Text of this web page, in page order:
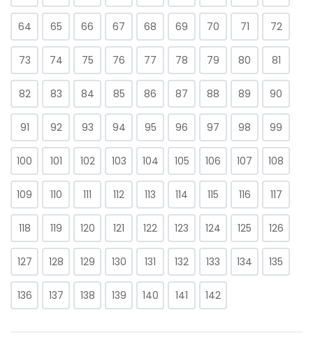
64 65 66 67 68 69 70 71 72
73 74 75 76 77 78 79 80 81
82 83 84 85 86 87 88 89 90
91 92 93 94 95 96 97 98 99
100 101 102 103 104 105 106 107 108
109 110 111 112 113 114 115 116 117
118 119 120 121 122 123 124 125 126
127 128 129 130 131 132 133 134 135
136 137 138 139 140 141 142